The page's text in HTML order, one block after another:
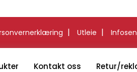
| Utleie |
Kontakt oss Retur/